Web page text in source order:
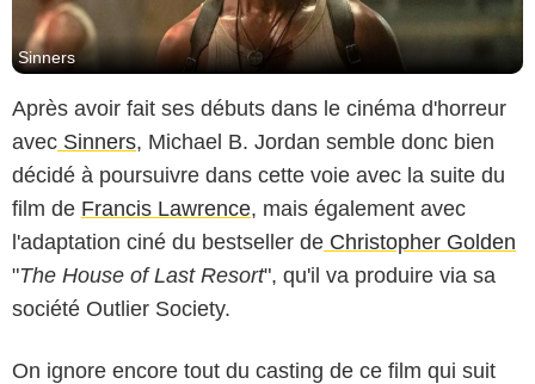
Sinners
Après avoir fait ses débuts dans le cinéma d'horreur
avec Sinners, Michael B. Jordan semble donc bien
décidé à poursuivre dans cette voie avec la suite du
film de Francis Lawrence, mais également avec
l'adaptation ciné du bestseller de Christopher Golden
"The House of Last Resort", qu'il va produire via sa
société Outlier Society.
On ignore encore tout du casting de ce film qui suit